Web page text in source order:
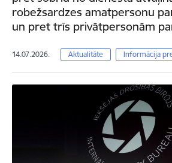
robežsardzes amatpersonu
un pret trīs privātpersonām
14.07.2026. Aktualitāte Informācija